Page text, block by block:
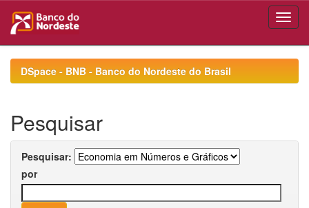
navigationDSpace - BNB - Banco do Nordeste do Brasil
Pesquisar
Pesquisar:
por